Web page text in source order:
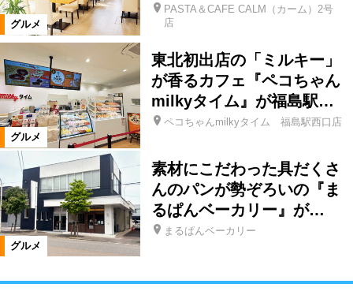
グルメ
PASTA＆CAFE CALM（カーム）2号
店
グルメ
東北初出店の「ミルキー」
が香るカフェ『ペコちゃん
milkyタイム』が福島駅…
ペコちゃんmilkyタイム 福島駅西口店
グルメ
素材にこだわった具だくさ
んのパンが勢ぞろいの『ま
るぱんベーカリー』が…
まるぱんベーカリー